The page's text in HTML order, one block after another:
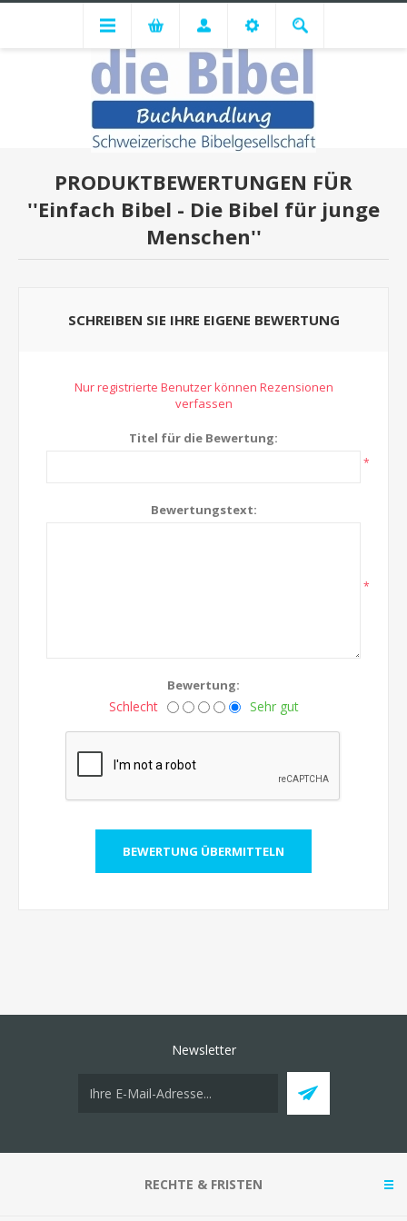
PRODUKTBEWERTUNGEN FÜR
Einfach Bibel - Die Bibel für junge
Menschen
SCHREIBEN SIE IHRE EIGENE BEWERTUNG
Nur registrierte Benutzer können Rezensionen
verfassen
Titel für die Bewertung:
*
Bewertungstext:
*
Bewertung:
Schlecht Sehr gut
Newsletter
RECHTE & FRISTEN